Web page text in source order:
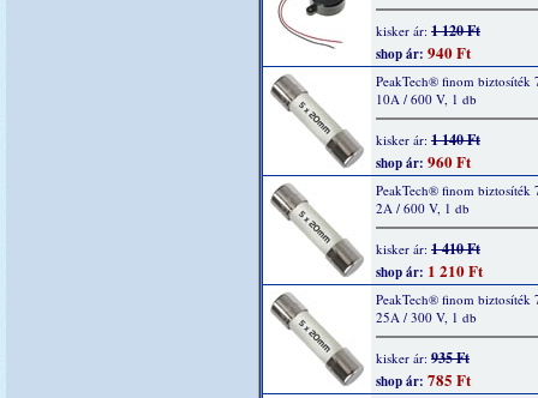
kisker ár: 1 120 Ft
shop ár: 940 Ft
PeakTech® finom biztosíték
10A / 600 V, 1 db
kisker ár: 1 140 Ft
shop ár: 960 Ft
PeakTech® finom biztosíték
2A / 600 V, 1 db
kisker ár: 1 410 Ft
shop ár: 1 210 Ft
PeakTech® finom biztosíték
25A / 300 V, 1 db
kisker ár: 935 Ft
shop ár: 785 Ft